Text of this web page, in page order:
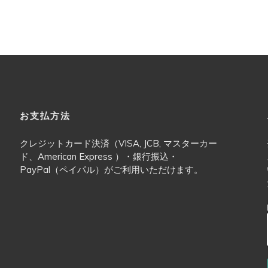
お支払方法
クレジットカード決済（VISA, JCB, マスターカー
ド、American Express ）・銀行振込・
PayPal（ペイパル）がご利用いただけます。